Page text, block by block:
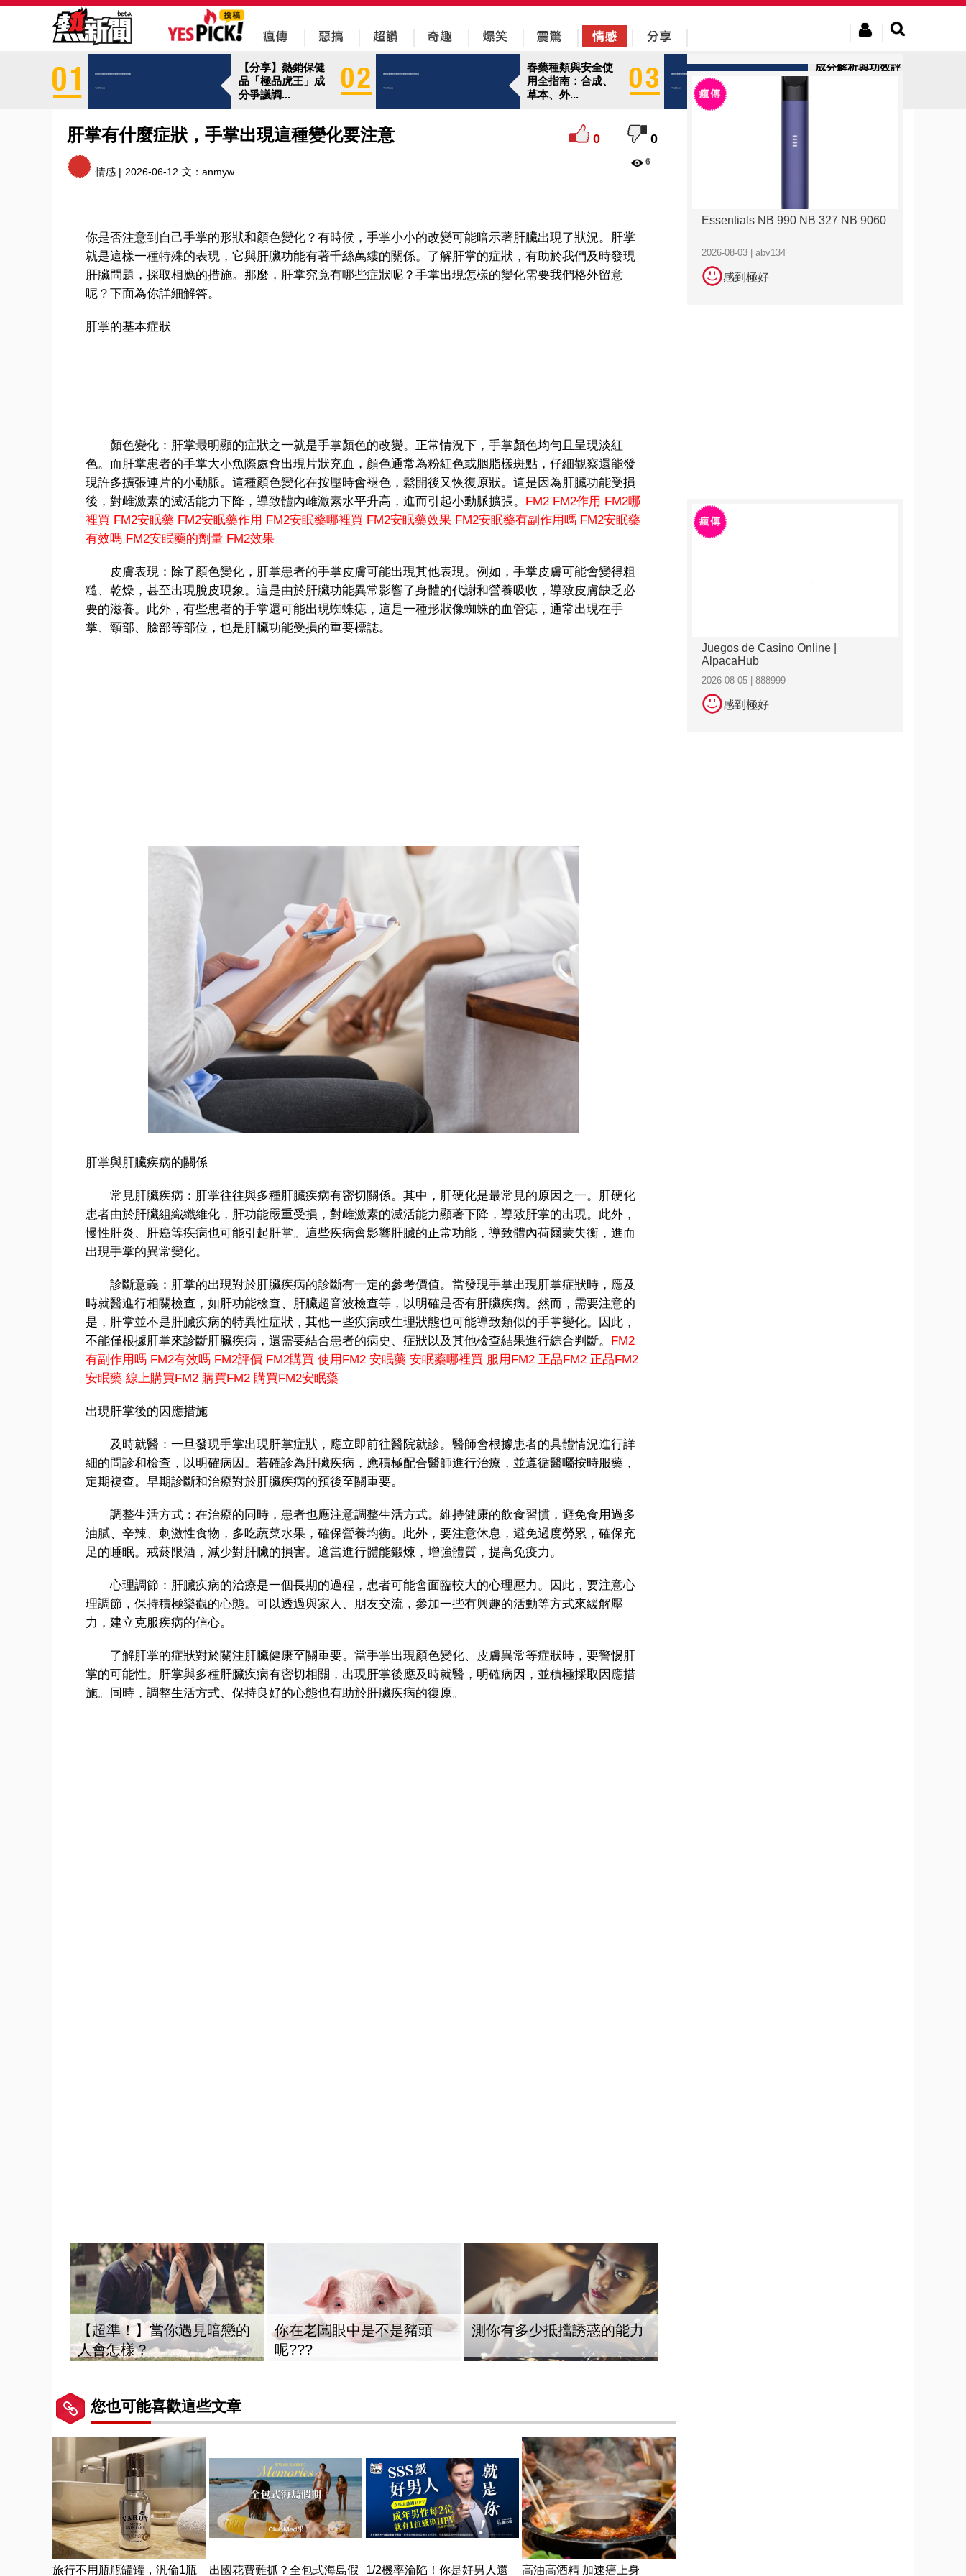
【分享】熱銷保健
品「極品虎王」成
分爭議調...
春藥種類與安全使
用全指南：合成、
草本、外...
成分解析與功效評
肝掌有什麼症狀，手掌出現這種變化要注意 0 0
情感 | 2026-06-12 文： anmyw
6
你是否注意到自己手掌的形狀和顏色變化？有時候，手掌小小的改變可能暗示著肝臟出現了狀況。肝掌
就是這樣一種特殊的表現，它與肝臟功能有著千絲萬縷的關係。了解肝掌的症狀，有助於我們及時發現
肝臟問題，採取相應的措施。那麼，肝掌究竟有哪些症狀呢？手掌出現怎樣的變化需要我們格外留意
呢？下面為你詳細解答。
肝掌的基本症狀
顏色變化：肝掌最明顯的症狀之一就是手掌顏色的改變。正常情況下，手掌顏色均勻且呈現淡紅
色。而肝掌患者的手掌大小魚際處會出現片狀充血，顏色通常為粉紅色或胭脂樣斑點，仔細觀察還能發
現許多擴張連片的小動脈。這種顏色變化在按壓時會褪色，鬆開後又恢復原狀。這是因為肝臟功能受損
後，對雌激素的滅活能力下降，導致體內雌激素水平升高，進而引起小動脈擴張。 FM2 FM2作用 FM2哪
裡買 FM2安眠藥 FM2安眠藥作用 FM2安眠藥哪裡買 FM2安眠藥效果 FM2安眠藥有副作用嗎 FM2安眠藥
有效嗎 FM2安眠藥的劑量 FM2效果
皮膚表現：除了顏色變化，肝掌患者的手掌皮膚可能出現其他表現。例如，手掌皮膚可能會變得粗
糙、乾燥，甚至出現脫皮現象。這是由於肝臟功能異常影響了身體的代謝和營養吸收，導致皮膚缺乏必
要的滋養。此外，有些患者的手掌還可能出現蜘蛛痣，這是一種形狀像蜘蛛的血管痣，通常出現在手
掌、頸部、臉部等部位，也是肝臟功能受損的重要標誌。
肝掌與肝臟疾病的關係
常見肝臟疾病：肝掌往往與多種肝臟疾病有密切關係。其中，肝硬化是最常見的原因之一。肝硬化
患者由於肝臟組織纖維化，肝功能嚴重受損，對雌激素的滅活能力顯著下降，導致肝掌的出現。此外，
慢性肝炎、肝癌等疾病也可能引起肝掌。這些疾病會影響肝臟的正常功能，導致體內荷爾蒙失衡，進而
出現手掌的異常變化。
診斷意義：肝掌的出現對於肝臟疾病的診斷有一定的參考價值。當發現手掌出現肝掌症狀時，應及
時就醫進行相關檢查，如肝功能檢查、肝臟超音波檢查等，以明確是否有肝臟疾病。然而，需要注意的
是，肝掌並不是肝臟疾病的特異性症狀，其他一些疾病或生理狀態也可能導致類似的手掌變化。因此，
不能僅根據肝掌來診斷肝臟疾病，還需要結合患者的病史、症狀以及其他檢查結果進行綜合判斷。 FM2
有副作用嗎 FM2有效嗎 FM2評價 FM2購買 使用FM2 安眠藥 安眠藥哪裡買 服用FM2 正品FM2 正品FM2
安眠藥 線上購買FM2 購買FM2 購買FM2安眠藥
出現肝掌後的因應措施
及時就醫：一旦發現手掌出現肝掌症狀，應立即前往醫院就診。醫師會根據患者的具體情況進行詳
細的問診和檢查，以明確病因。若確診為肝臟疾病，應積極配合醫師進行治療，並遵循醫囑按時服藥，
定期複查。早期診斷和治療對於肝臟疾病的預後至關重要。
調整生活方式：在治療的同時，患者也應注意調整生活方式。維持健康的飲食習慣，避免食用過多
油膩、辛辣、刺激性食物，多吃蔬菜水果，確保營養均衡。此外，要注意休息，避免過度勞累，確保充
足的睡眠。戒菸限酒，減少對肝臟的損害。適當進行體能鍛煉，增強體質，提高免疫力。
心理調節：肝臟疾病的治療是一個長期的過程，患者可能會面臨較大的心理壓力。因此，要注意心
理調節，保持積極樂觀的心態。可以透過與家人、朋友交流，參加一些有興趣的活動等方式來緩解壓
力，建立克服疾病的信心。
了解肝掌的症狀對於關注肝臟健康至關重要。當手掌出現顏色變化、皮膚異常等症狀時，要警惕肝
掌的可能性。肝掌與多種肝臟疾病有密切相關，出現肝掌後應及時就醫，明確病因，並積極採取因應措
施。同時，調整生活方式、保持良好的心態也有助於肝臟疾病的復原。
【超準！】當你遇見暗戀的
人會怎樣？
你在老闆眼中是不是豬頭
呢???
測你有多少抵擋誘惑的能力
您也可能喜歡這些文章
旅行不用瓶瓶罐罐，汎倫1瓶 出國花費難抓？全包式海島假 1/2機率淪陷！你是好男人還 高油高酒精 加速癌上身
Essentials NB 990 NB 327 NB 9060
2026-08-03 | abv134
感到極好
Juegos de Casino Online |
AlpacaHub
2026-08-05 | 888999
感到極好